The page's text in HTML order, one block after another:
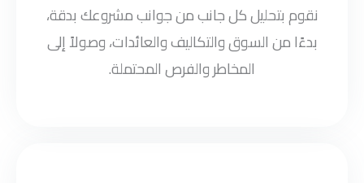
نقوم بتحليل كل جانب من جوانب مشروعك بدقة،
بدءًا من السوق والتكاليف والعائدات، وصولاً إلى
المخاطر والفرص المحتملة.